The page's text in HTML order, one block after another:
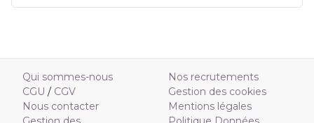
Qui sommes-nous
CGU / CGV
Nous contacter
Nos recrutements
Gestion des cookies
Mentions légales